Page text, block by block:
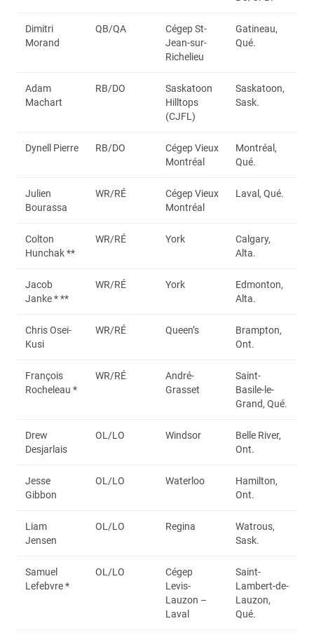
Dimitri
Morand
QB/QA
Cégep St-
Jean-sur-
Richelieu
Gatineau,
Qué.
Adam
Machart
RB/DO
Saskatoon
Hilltops
(CJFL)
Saskatoon,
Sask.
Dynell Pierre RB/DO
Cégep Vieux
Montréal
Montréal,
Qué.
Julien
Bourassa
WR/RÉ
Cégep Vieux
Montréal
Laval, Qué.
Colton
Hunchak **
WR/RÉ York
Calgary,
Alta.
Jacob
Janke * **
WR/RÉ York
Edmonton,
Alta.
Chris Osei-
Kusi
WR/RÉ Queen’s
Brampton,
Ont.
François
Rocheleau *
WR/RÉ
André-
Grasset
Saint-
Basile-le-
Grand, Qué.
Drew
Desjarlais
OL/LO Windsor
Belle River,
Ont.
Jesse
Gibbon
OL/LO Waterloo
Hamilton,
Ont.
Liam
Jensen
OL/LO Regina
Watrous,
Sask.
Samuel
Lefebvre *
OL/LO
Cégep
Levis-
Lauzon –
Laval
Saint-
Lambert-de-
Lauzon,
Qué.